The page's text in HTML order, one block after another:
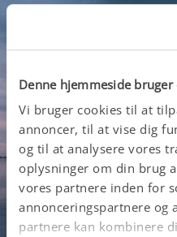
Denne hjemmeside bruger
Vi bruger cookies til at
annoncer, til at vise dig
og til at analysere vores
oplysninger om din brug
vores partnere inden for
annonceringspartnere og
partnere kan kombinere